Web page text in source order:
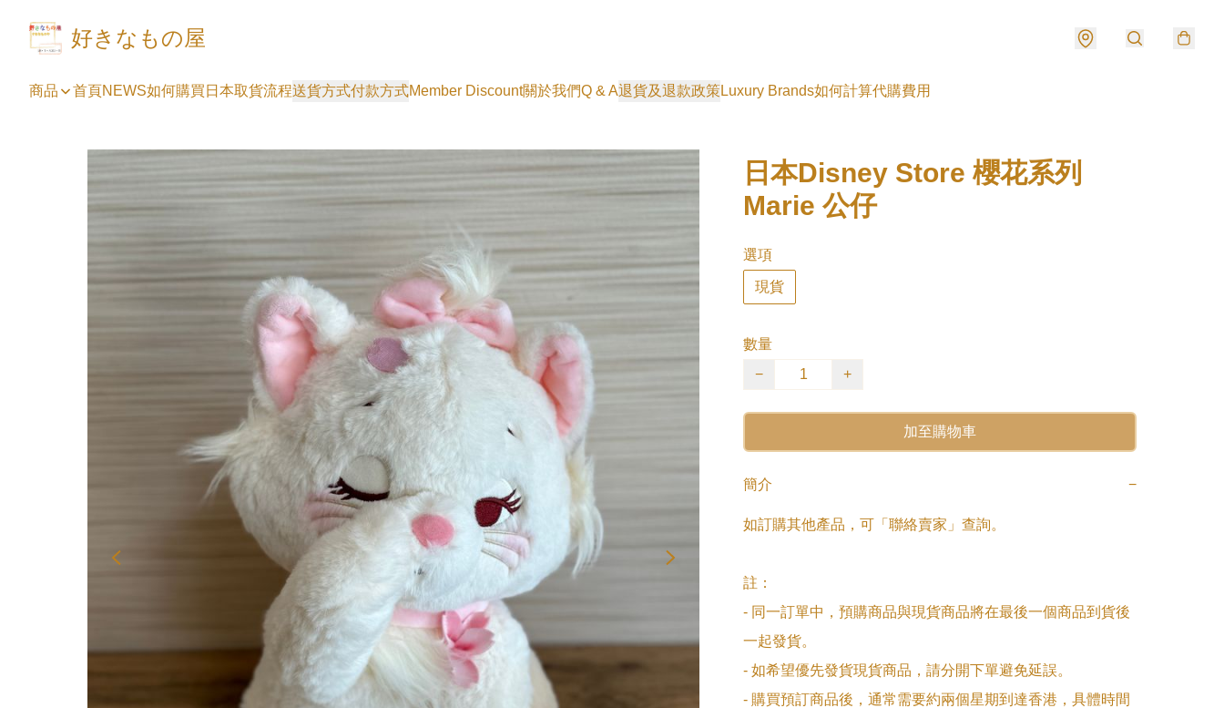
好きなもの屋
商品 首頁NEWS如何購買 日本取貨流程送貨方式付款方式Member Discount關於我們Q & A退貨及退款政策Luxury Brands如何計算代購費用
日本Disney Store 櫻花系列
Marie 公仔
選項
現貨
數量
−
+
加至購物車
簡介 −
如訂購其他產品，可「聯絡賣家」查詢。
註：
- 同一訂單中，預購商品與現貨商品將在最後一個商品到貨後
一起發貨。
- 如希望優先發貨現貨商品，請分開下單避免延誤。
- 購買預訂商品後，通常需要約兩個星期到達香港，具體時間